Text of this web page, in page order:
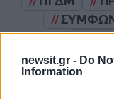
newsit.gr - Do
Information